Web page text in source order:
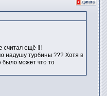
считал ещё !!!
надушу турбины ??? Хотя в
было может что то